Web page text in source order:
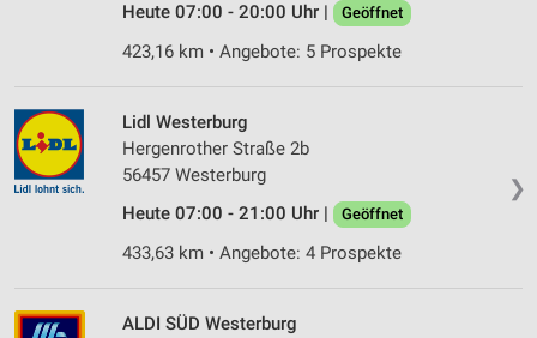
Heute 07:00 - 20:00 Uhr |
Geöffnet
423,16 km • Angebote: 5 Prospekte
❯
Lidl Westerburg
Hergenrother Straße 2b
56457 Westerburg
Heute 07:00 - 21:00 Uhr |
Geöffnet
433,63 km • Angebote: 4 Prospekte
ALDI SÜD Westerburg